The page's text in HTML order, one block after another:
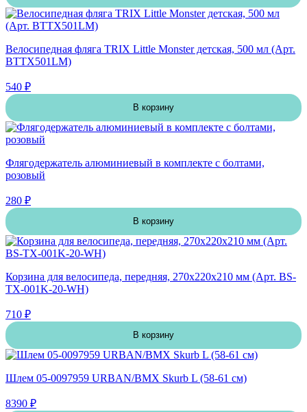
Велосипедная фляга TRIX Little Monster детская, 500 мл (Арт.
BTTX501LM)
540 ₽
В корзину
Флягодержатель алюминиевый в комплекте с болтами,
розовый
280 ₽
В корзину
Корзина для велосипеда, передняя, 270х220х210 мм (Арт. BS-
TX-001K-20-WH)
710 ₽
В корзину
Шлем 05-0097959 URBAN/BMX Skurb L (58-61 см)
8390 ₽